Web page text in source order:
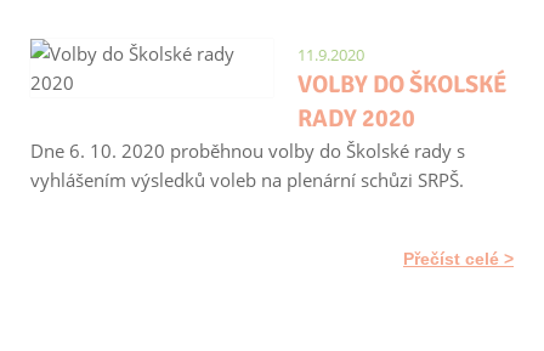
11.9.2020
VOLBY DO ŠKOLSKÉ
RADY 2020
Dne 6. 10. 2020 proběhnou volby do Školské rady s
vyhlášením výsledků voleb na plenární schůzi SRPŠ.
Přečíst celé